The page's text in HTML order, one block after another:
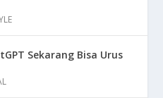
Sekarang Bisa Urus